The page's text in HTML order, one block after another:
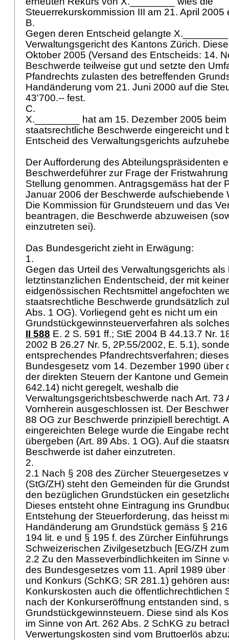
Steuerrekurskommission III am 21. April
B.
Gegen deren Entscheid gelangte
Verwaltungsgericht des Kantons Zürich.
Oktober 2005 (Versand des Entscheids: 14.
Beschwerde teilweise gut und setzte den
Pfandrechts zulasten des betreffenden
Handänderung vom 21. Juni 2000 auf die
43'700.-- fest.
C.
X.________ hat am 15. Dezember 2005
staatsrechtliche Beschwerde eingereicht und
Entscheid des Verwaltungsgerichts
Der Aufforderung des Abteilungspräsidenten
Beschwerdeführer zur Frage der
Stellung genommen. Antragsgemäss hat der
Januar 2006 der Beschwerde aufschiebende
Die Kommission für Grundsteuern und das
beantragen, die Beschwerde abzuweisen
einzutreten sei).
Das Bundesgericht zieht in Erwägung:
1.
Gegen das Urteil des Verwaltungsgerichts als
letztinstanzlichen Endentscheid, der mit
eidgenössischen Rechtsmittel angefochten
staatsrechtliche Beschwerde grundsätzlich
Abs. 1 OG). Vorliegend geht es nicht um ein
Grundstückgewinnsteuerverfahren als
II 588 E. 2 S. 591 ff.; StE 2004 B 44.13.7 Nr.
2002 B 26.27 Nr. 5, 2P.55/2002, E. 5.1),
entsprechendes Pfandrechtsverfahren;
Bundesgesetz vom 14. Dezember 1990 über
der direkten Steuern der Kantone und
642.14) nicht geregelt, weshalb die
Verwaltungsgerichtsbeschwerde nach Art. 73
Vornherein ausgeschlossen ist. Der
88 OG zur Beschwerde prinzipiell berechtigt.
eingereichten Belege wurde die Eingabe
übergeben (Art. 89 Abs. 1 OG). Auf die
Beschwerde ist daher einzutreten.
2.
2.1 Nach § 208 des Zürcher Steuergesetzes
(StG/ZH) steht den Gemeinden für die
den bezüglichen Grundstücken ein
Dieses entsteht ohne Eintragung ins
Entstehung der Steuerforderung, das heisst
Handänderung am Grundstück gemäss §
194 lit. e und § 195 f. des Zürcher
Schweizerischen Zivilgesetzbuch [EG/ZH
2.2 Zu den Masseverbindlichkeiten im Sinne
des Bundesgesetzes vom 11. April 1989
und Konkurs (SchKG; SR 281.1) gehören
Konkurskosten auch die öffentlichrechtlichen
nach der Konkurseröffnung entstanden sind,
Grundstückgewinnsteuern. Diese sind als
im Sinne von Art. 262 Abs. 2 SchKG zu
Verwertungskosten sind vom Bruttoerlös